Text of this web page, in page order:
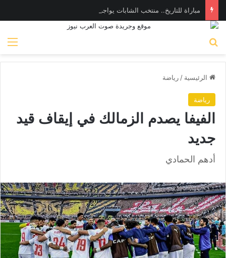
الرئيسية / رياضة
رياضة
الفيفا يصدم الزمالك في إيقاف قيد
جديد
أدهم الحمادي